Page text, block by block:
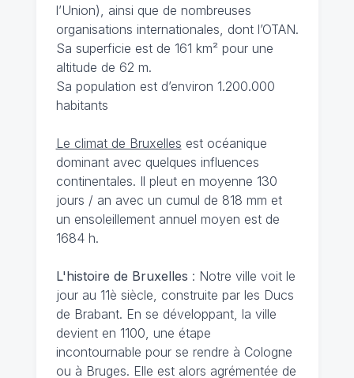
l’Union), ainsi que de nombreuses
organisations internationales, dont l’OTAN.
Sa superficie est de 161 km² pour une
altitude de 62 m.
Sa population est d’environ 1.200.000
habitants
Le climat de Bruxelles est océanique
dominant avec quelques influences
continentales. Il pleut en moyenne 130
jours / an avec un cumul de 818 mm et
un ensoleillement annuel moyen est de
1684 h.
L'histoire de Bruxelles : Notre ville voit le
jour au 11è siècle, construite par les Ducs
de Brabant. En se développant, la ville
devient en 1100, une étape
incontournable pour se rendre à Cologne
ou à Bruges. Elle est alors agrémentée de